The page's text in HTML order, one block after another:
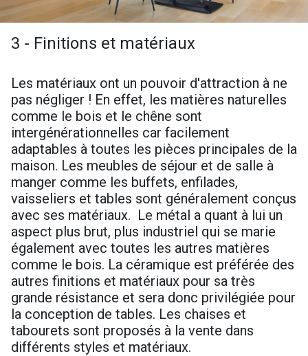
3 - Finitions et matériaux
Les matériaux ont un pouvoir d'attraction à ne
pas négliger ! En effet, les matières naturelles
comme le bois et le chêne sont
intergénérationnelles car facilement
adaptables à toutes les pièces principales de la
maison. Les meubles de séjour et de salle à
manger comme les buffets, enfilades,
vaisseliers et tables sont généralement conçus
avec ses matériaux. Le métal a quant à lui un
aspect plus brut, plus industriel qui se marie
également avec toutes les autres matières
comme le bois. La céramique est préférée des
autres finitions et matériaux pour sa très
grande résistance et sera donc privilégiée pour
la conception de tables. Les chaises et
tabourets sont proposés à la vente dans
différents styles et matériaux.